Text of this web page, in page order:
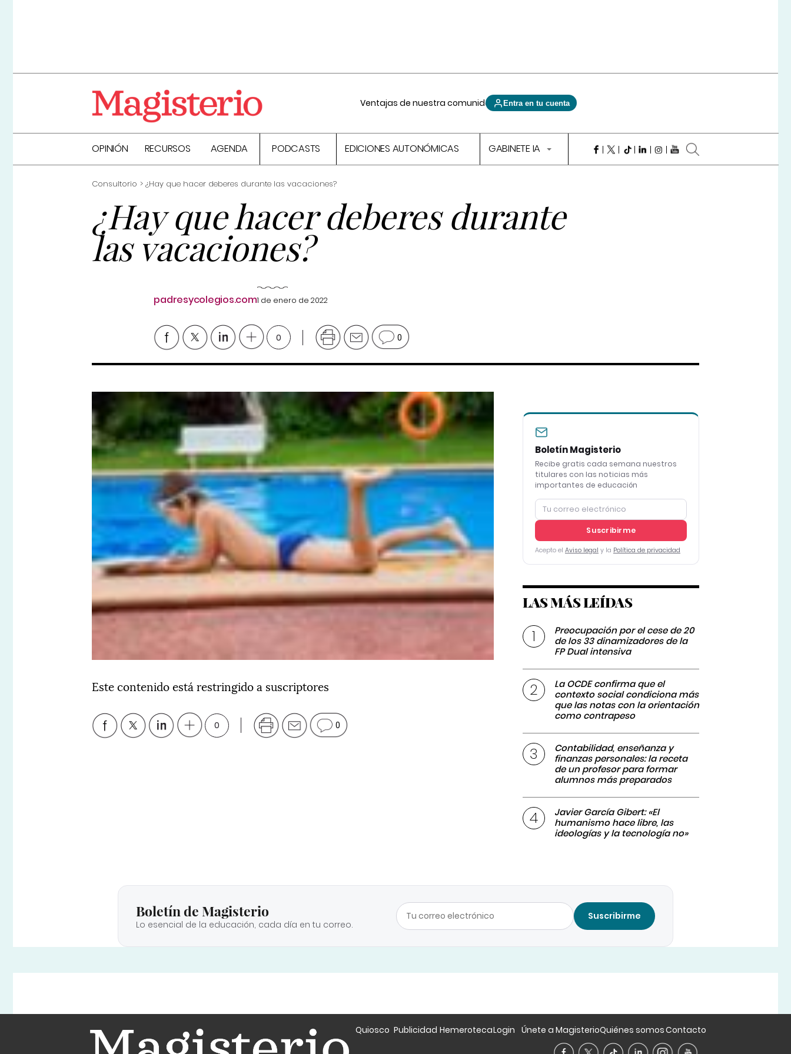
Ventajas de nuestra comunidad Entra en tu cuenta
OPINIÓN RECURSOS AGENDA PODCASTS EDICIONES AUTONÓMICAS GABINETE IA
Consultorio ¿Hay que hacer deberes durante las vacaciones?
¿Hay que hacer deberes durante
las vacaciones?
padresycolegios.com1 de enero de 2022
0 0
Este contenido está restringido a suscriptores
0 0
Boletín Magisterio
Recibe gratis cada semana nuestros
titulares con las noticias más
importantes de educación
Suscribirme
Acepto el Aviso legal y la Política de privacidad
LAS MÁS LEÍDAS
Preocupación por el cese de 20
de los 33 dinamizadores de la
FP Dual intensiva
La OCDE confirma que el
contexto social condiciona más
que las notas con la orientación
como contrapeso
Contabilidad, enseñanza y
finanzas personales: la receta
de un profesor para formar
alumnos más preparados
Javier García Gibert: «El
humanismo hace libre, las
ideologías y la tecnología no»
Boletín de Magisterio
Lo esencial de la educación, cada día en tu correo.
Suscribirme
Quiosco Publicidad HemerotecaLogin Únete a MagisterioQuiénes somosContacto